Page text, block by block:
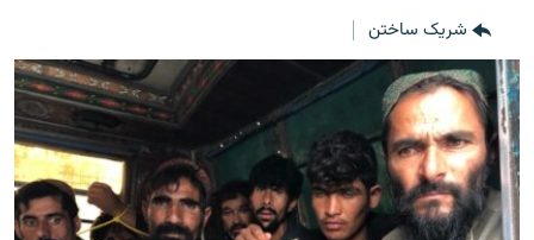
صفحه
جستجو
مجموعه تصویری
ورزش
بحران مهاجرت
'کووید-۱۹'
تماس
شریک ساختن